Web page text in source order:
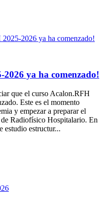
2026 ya ha comenzado!
2026 ya ha comenzado!
que el curso Acalon.RFH
Este es el momento
y empezar a preparar el
de Radiofísico Hospitalario. En
estudio estructur...